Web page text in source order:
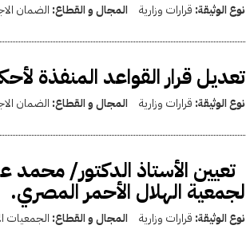
نوع الوثيقة: قرارات وزارية المجال و القطاع: الضمان
تعديل قرار القواعد المنفذة
نوع الوثيقة: قرارات وزارية المجال و القطاع: الضمان
تعيين الأستاذ الدكتور/
لجمعية الهلال الأحمر المصري.
نوع الوثيقة: قرارات وزارية المجال و القطاع: الجمعيات